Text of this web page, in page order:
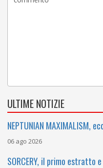
ULTIME NOTIZIE
NEPTUNIAN MAXIMALISM,
06 ago 2026
SORCERY, il primo